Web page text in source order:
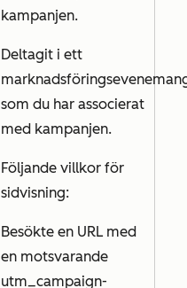
kampanjen.
Deltagit i ett
som du har associerat
med kampanjen.
Följande villkor för
sidvisning:
Besökte en URL med
en motsvarande
utm_campaign-